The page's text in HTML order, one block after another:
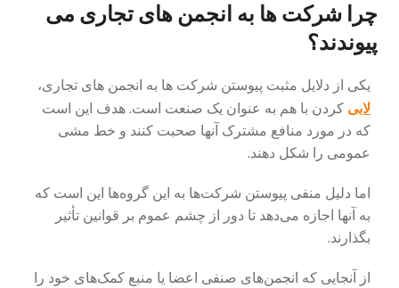
چرا شرکت ها به انجمن های تجاری می
پیوندند؟
یکی از دلایل مثبت پیوستن شرکت ها به انجمن های تجاری،
لابی کردن با هم به عنوان یک صنعت است. هدف این است
که در مورد منافع مشترک آنها صحبت کنند و خط مشی
عمومی را شکل دهند.
اما دلیل منفی پیوستن شرکت‌ها به این گروه‌ها این است که
به آنها اجازه می‌دهد تا دور از چشم عموم بر قوانین تأثیر
بگذارند.
از آنجایی که انجمن‌های صنفی اعضا یا منبع کمک‌های خود را